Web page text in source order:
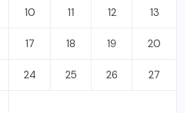
10 11 12 13
17 18 19 20
24 25 26 27